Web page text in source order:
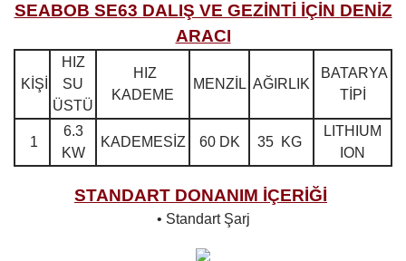
SEABOB SE63 DALIŞ VE GEZİNTİ İÇİN DENİZ
ARACI
KİŞİ
HIZ
SU
ÜSTÜ
HIZ
KADEME
MENZİL AĞIRLIK
BATARYA
TİPİ
1
6.3
KW
KADEMESİZ 60 DK 35 KG
LITHIUM
ION
STANDART DONANIM İÇERİĞİ
• Standart Şarj